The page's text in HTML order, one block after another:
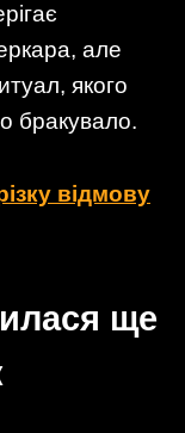
але
якого
бракувало.
відмову
ще